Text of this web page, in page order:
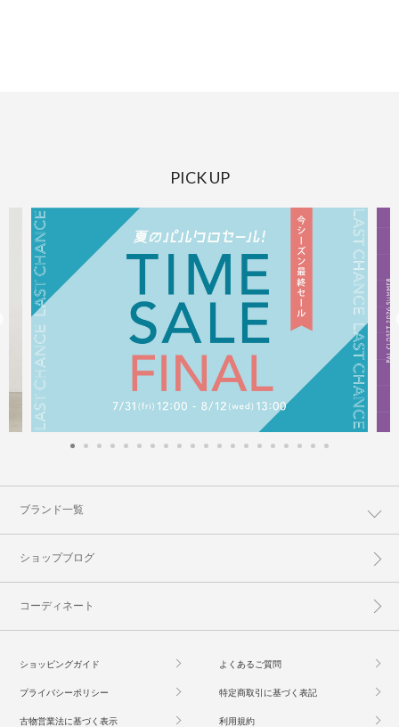
PICK UP
ブランド一覧
ショップブログ
コーディネート
ショッピングガイド よくあるご質問
プライバシーポリシー 特定商取引に基づく表記
古物営業法に基づく表示 利用規約